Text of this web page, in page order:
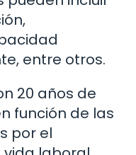
entre otros.
20 años de
función de las
por el